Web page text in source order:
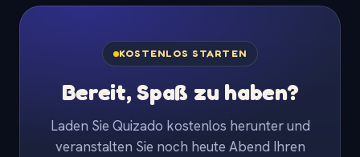
KOSTENLOS STARTEN
Bereit, Spaß zu haben?
Laden Sie Quizado kostenlos herunter und
veranstalten Sie noch heute Abend Ihren